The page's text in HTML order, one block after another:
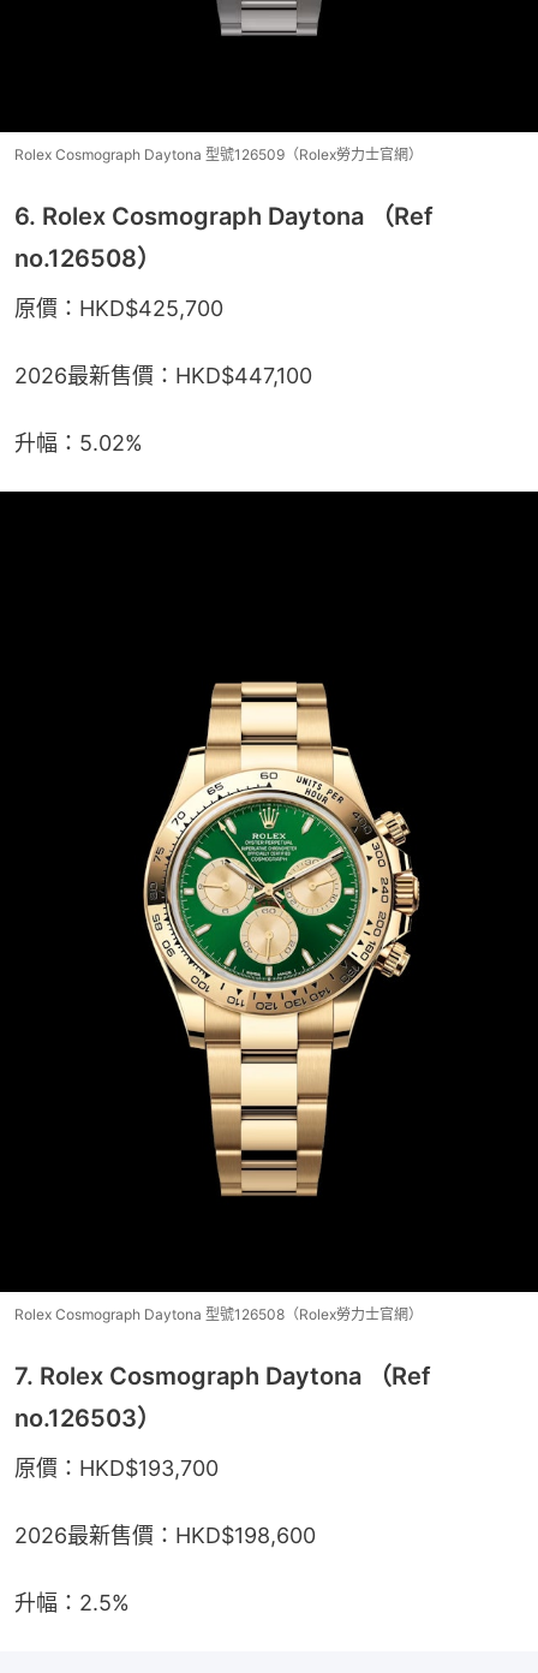
Rolex Cosmograph Daytona 型號126509（Rolex勞力士官網）
6. Rolex Cosmograph Daytona （Ref
no.126508）
原價：HKD$425,700
2026最新售價：HKD$447,100
升幅：5.02%
Rolex Cosmograph Daytona 型號126508（Rolex勞力士官網）
7. Rolex Cosmograph Daytona （Ref
no.126503）
原價：HKD$193,700
2026最新售價：HKD$198,600
升幅：2.5%